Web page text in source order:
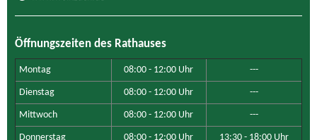
Öffnungszeiten des Rathauses
Montag 08:00 - 12:00 Uhr ---
Dienstag 08:00 - 12:00 Uhr ---
Mittwoch 08:00 - 12:00 Uhr ---
Donnerstag 08:00 - 12:00 Uhr 13:30 - 18:00 Uhr